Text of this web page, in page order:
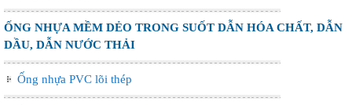
ỐNG NHỰA MỀM DẺO TRONG SUỐT DẪN HÓA CHẤT, DẪN
DẦU, DẪN NƯỚC THẢI
Ống nhựa PVC lõi thép